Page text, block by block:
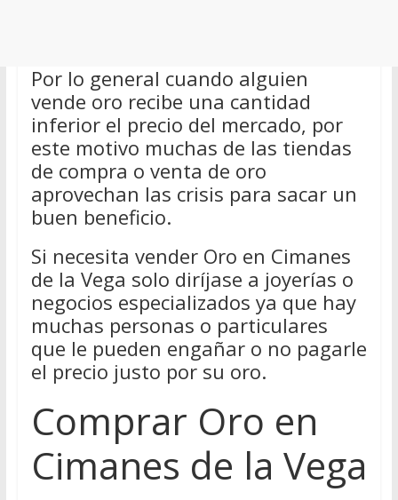
Por lo general cuando alguien
vende oro recibe una cantidad
inferior el precio del mercado, por
este motivo muchas de las tiendas
de compra o venta de oro
aprovechan las crisis para sacar un
buen beneficio.
Si necesita vender Oro en Cimanes
de la Vega solo diríjase a joyerías o
negocios especializados ya que hay
muchas personas o particulares
que le pueden engañar o no pagarle
el precio justo por su oro.
Comprar Oro en
Cimanes de la Vega